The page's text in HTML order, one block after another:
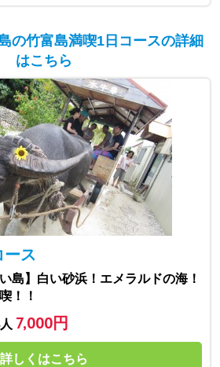
の竹富島満喫1日コースの詳細
はこちら
ース
島】白い砂浜！エメラルドの海！
！！
7,000円
詳しくはこちら